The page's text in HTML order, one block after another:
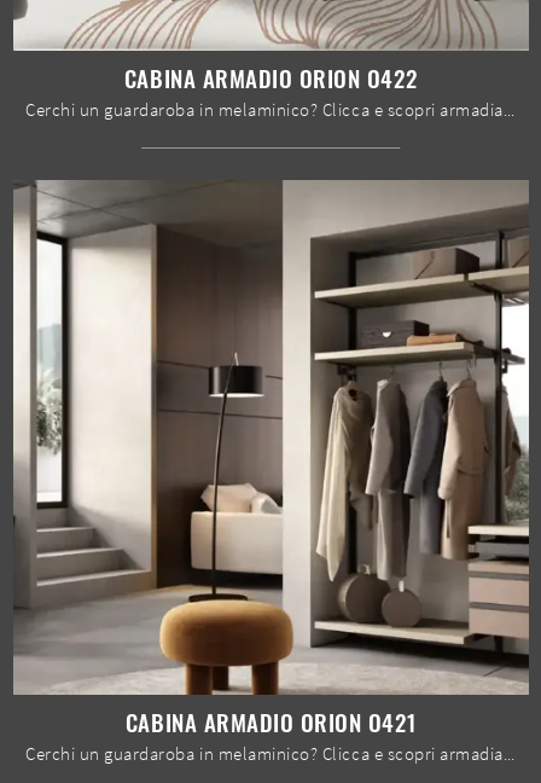
CABINA ARMADIO ORION O422
Cerchi un guardaroba in melaminico? Clicca e scopri armadiature cabine armadio con ante scorrevoli di Moretti Compact Giorno Notte.
CABINA ARMADIO ORION O421
Cerchi un guardaroba in melaminico? Clicca e scopri armadiature cabine armadio con ante scorrevoli di Moretti Compact Giorno Notte.